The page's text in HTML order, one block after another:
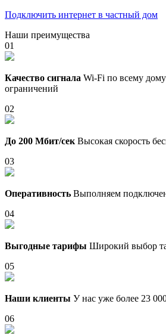
Подключить интернет в частный дом
Наши преимущества
01
Качество сигнала Wi-Fi по всему
ограничений
02
До 200 Мбит/сек Высокая скорость
03
Оперативность Выполняем
04
Выгодные тарифы Широкий выбор
05
Наши клиенты У нас уже более 23
06